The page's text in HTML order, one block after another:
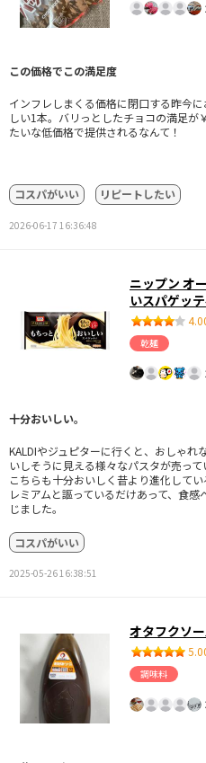
この価格でこの満足度
インフレしまくる価格に閉口する昨今に
しい1本。バリっとしたチョコの満足が
たいな低価格で提供されるなんて！
コスパがいい リピートしたい
2026-06-17 16:36:48
ニップン オ
いスパゲッテ
乾麺
十分おいしい。
KALDIやジュピターに行くと、おしゃれ
いしそうに見える様々なパスタが売っ
こちらも十分おいしく昔より進化して
レミアムと謳っているだけあって、食感
じました。
コスパがいい
2025-05-26 16:38:51
オタフクソ
調味料